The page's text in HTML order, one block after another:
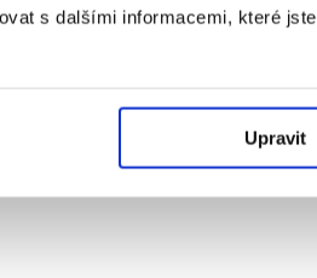
s dalšími informacemi, které
Upravit